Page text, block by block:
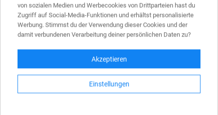
Ø 600 mm
Flachform Alu 2 mm
Folie RA2
von sozialen Medien und Werbecookies von Drittparteien hast du
Zugriff auf Social-Media-Funktionen und erhältst personalisierte
Werbung. Stimmst du der Verwendung dieser Cookies und der
damit verbundenen Verarbeitung deiner persönlichen Daten zu?
Akzeptieren
Einstellungen